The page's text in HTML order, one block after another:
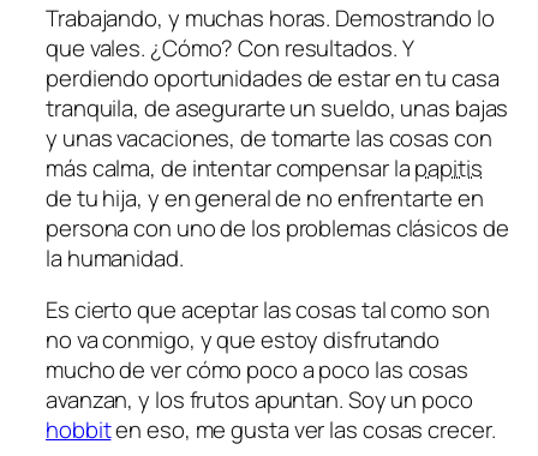
Trabajando, y muchas horas. Demostrando lo
que vales. ¿Cómo? Con resultados. Y
perdiendo oportunidades de estar en tu casa
tranquila, de asegurarte un sueldo, unas bajas
y unas vacaciones, de tomarte las cosas con
más calma, de intentar compensar lapapitis
de tu hija, y en general de no enfrentarte en
persona con uno de los problemas clásicos de
la humanidad.
Es cierto que aceptar las cosas tal como son
no va conmigo, y que estoy disfrutando
mucho de ver cómo poco a poco las cosas
avanzan, y los frutos apuntan. Soy un poco
hobbiten eso, me gusta ver las cosas crecer.